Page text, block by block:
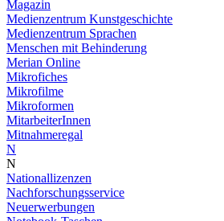
Magazin
Medienzentrum Kunstgeschichte
Medienzentrum Sprachen
Menschen mit Behinderung
Merian Online
Mikrofiches
Mikrofilme
Mikroformen
MitarbeiterInnen
Mitnahmeregal
N
N
Nationallizenzen
Nachforschungsservice
Neuerwerbungen